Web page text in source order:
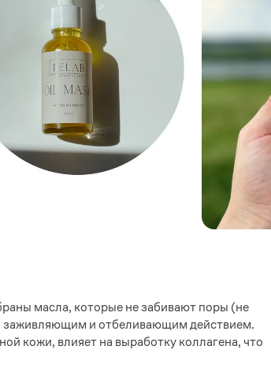
масла, которые не забивают поры (не
заживляющим и отбеливающим действием.
кожи, влияет на выработку коллагена, что